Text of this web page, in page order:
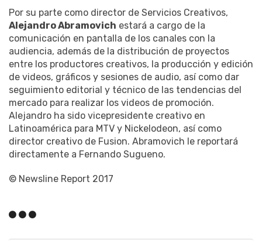
Por su parte como director de Servicios Creativos,
Alejandro Abramovich estará a cargo de la
comunicación en pantalla de los canales con la
audiencia, además de la distribución de proyectos
entre los productores creativos, la producción y edición
de videos, gráficos y sesiones de audio, así como dar
seguimiento editorial y técnico de las tendencias del
mercado para realizar los videos de promoción.
Alejandro ha sido vicepresidente creativo en
Latinoamérica para MTV y Nickelodeon, así como
director creativo de Fusion. Abramovich le reportará
directamente a Fernando Sugueno.
© Newsline Report 2017